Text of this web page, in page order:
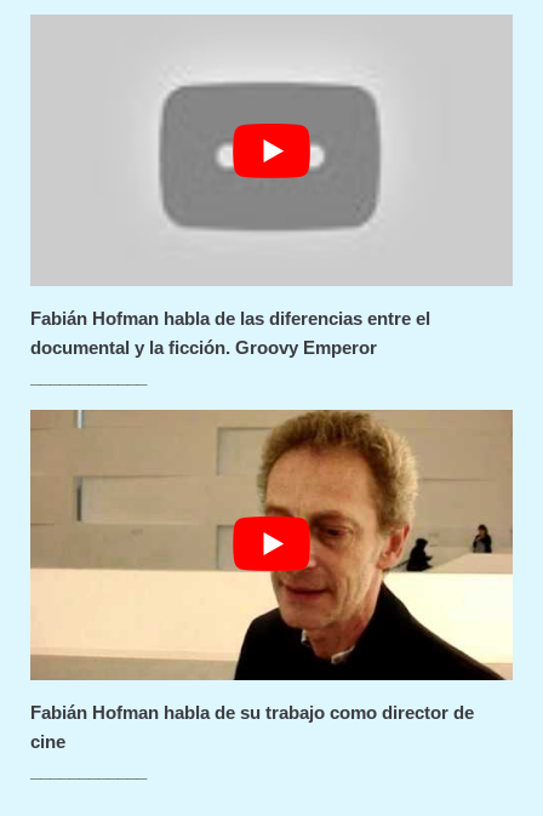
Fabián Hofman habla de las diferencias entre el
documental y la ficción. Groovy Emperor
Fabián Hofman habla de su trabajo como director de
cine